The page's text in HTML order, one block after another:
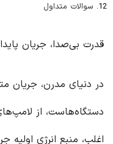
سوالات متداول
قدرت بی‌صدا، جریان
دستگاه‌هاست، از